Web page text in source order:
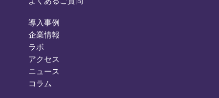
導入事例
企業情報
ラボ
アクセス
ニュース
コラム